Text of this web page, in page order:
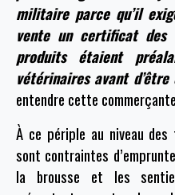
militaire parce qu’il
vente un certificat des
produits étaient
vétérinaires avant
entendre cette
À ce périple au niveau
sont contraintes
la brousse et les